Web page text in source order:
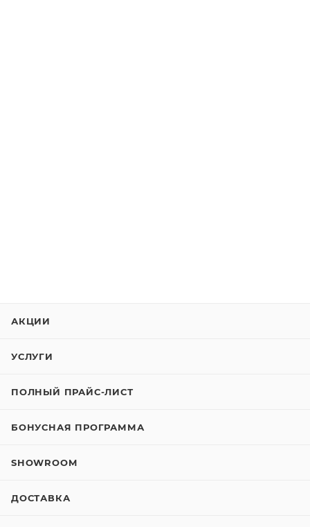
АКЦИИ
УСЛУГИ
ПОЛНЫЙ ПРАЙС-ЛИСТ
БОНУСНАЯ ПРОГРАММА
SHOWROOM
ДОСТАВКА